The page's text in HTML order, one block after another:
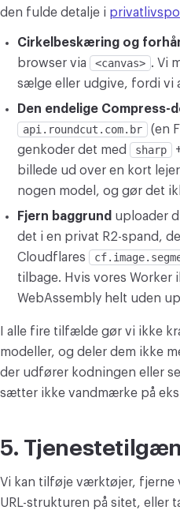
den fulde detalje i
Cirkelbeskæring og
browser via
<canvas> . Vi
sælge eller udgive, fordi vi
Den endelige Compress-
api.roundcut.com.br
(en
genkoder det med
sharp
billede ud over en kort
nogen model, og gør det
Fjern baggrund uploader
det i en privat R2-spand,
Cloudflares
tilbage. Hvis vores
WebAssembly helt uden
I alle fire tilfælde gør vi ikke
modeller, og deler dem ikke
der udfører kodningen eller
sætter ikke vandmærke på
5.
Vi kan tilføje værktøjer,
URL-strukturen på sitet, eller